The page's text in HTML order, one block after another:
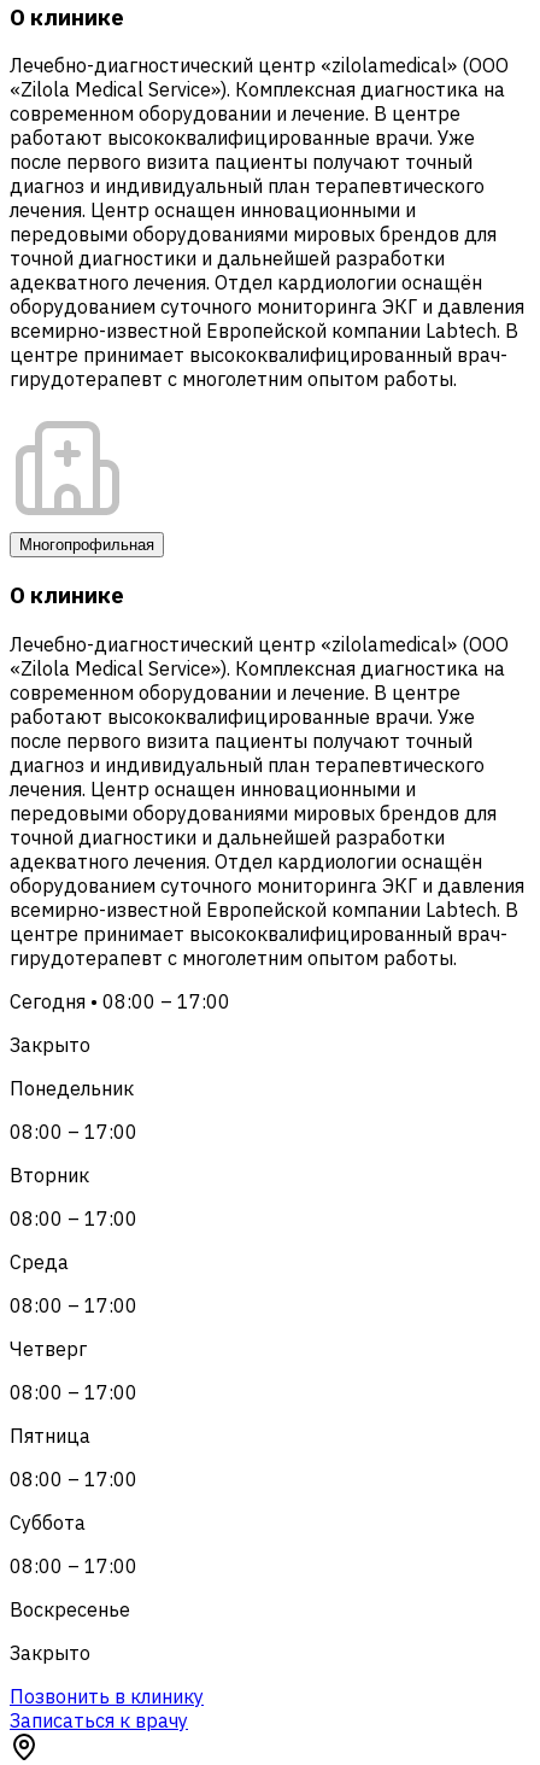
О клинике
Лечебно-диагностический центр «zilolamedical» (ООО
«Zilola Medical Service»). Комплексная диагностика на
современном оборудовании и лечение. В центре
работают высококвалифицированные врачи. Уже
после первого визита пациенты получают точный
диагноз и индивидуальный план терапевтического
лечения. Центр оснащен инновационными и
передовыми оборудованиями мировых брендов для
точной диагностики и дальнейшей разработки
адекватного лечения. Отдел кардиологии оснащён
оборудованием суточного мониторинга ЭКГ и давления
всемирно-известной Европейской компании Labtech. В
центре принимает высококвалифицированный врач-
гирудотерапевт с многолетним опытом работы.
Многопрофильная
О клинике
Лечебно-диагностический центр «zilolamedical» (ООО
«Zilola Medical Service»). Комплексная диагностика на
современном оборудовании и лечение. В центре
работают высококвалифицированные врачи. Уже
после первого визита пациенты получают точный
диагноз и индивидуальный план терапевтического
лечения. Центр оснащен инновационными и
передовыми оборудованиями мировых брендов для
точной диагностики и дальнейшей разработки
адекватного лечения. Отдел кардиологии оснащён
оборудованием суточного мониторинга ЭКГ и давления
всемирно-известной Европейской компании Labtech. В
центре принимает высококвалифицированный врач-
гирудотерапевт с многолетним опытом работы.
Сегодня • 08:00 – 17:00
Закрыто
Понедельник
08:00 – 17:00
Вторник
08:00 – 17:00
Среда
08:00 – 17:00
Четверг
08:00 – 17:00
Пятница
08:00 – 17:00
Суббота
08:00 – 17:00
Воскресенье
Закрыто
Позвонить в клинику
Записаться к врачу